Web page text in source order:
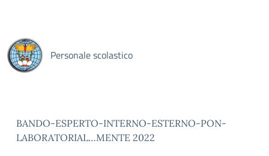
Personale scolastico
BANDO-ESPERTO-INTERNO-ESTERNO-PON-
LABORATORIAL…MENTE 2022